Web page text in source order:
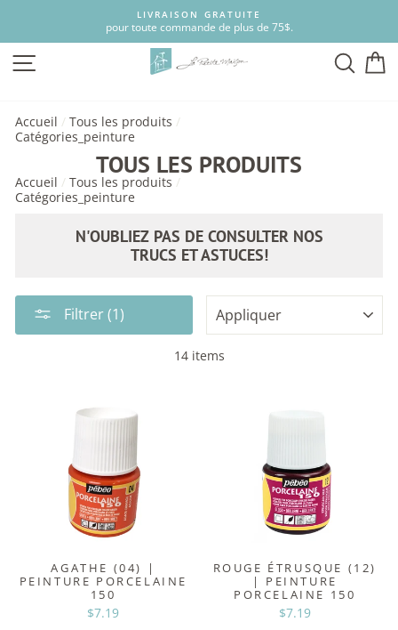
LIVRAISON GRATUITE
pour toute commande de plus de 75$.
Accueil / Tous les produits /
Catégories_peinture
TOUS LES PRODUITS
Accueil / Tous les produits /
Catégories_peinture
N'OUBLIEZ PAS DE CONSULTER NOS
TRUCS ET ASTUCES!
Filtrer (1)
APPLIQUER
14 items
AGATHE (04) |
PEINTURE PORCELAINE
150
$7.19
ROUGE ÉTRUSQUE (12)
| PEINTURE
PORCELAINE 150
$7.19